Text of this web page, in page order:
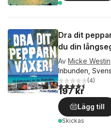
Dra dit
du din
Av Micke Westin
Inbunden,
4,5utav 5(4)
197 kr
Lägg till
Skickas